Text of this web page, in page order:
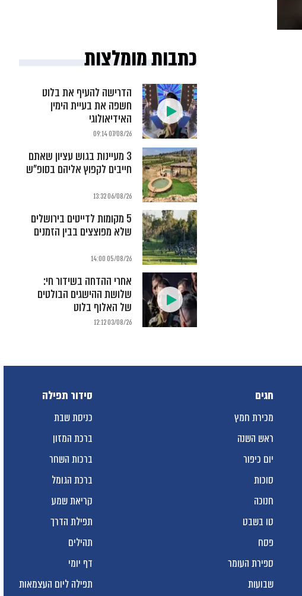
כתבות מומלצות
הדרישה להעיף את בלוט
חשפה את בעיית הימין
האידיאולוגי
07/08/26 09:14
3 מעיינות בגוש עציון שאתם
חייבים לקפוץ אליהם בסופ"ש
06/08/26 13:32
5 מקומות לדייטים בירושלים
שלא מפוצצים בבין הזמנים
05/08/26 14:00
אחרי ההדחה בשידור חי:
שלושת ההישגים הבולטים
של האלוף בלוט
03/08/26 12:12
חגים
מכירת חמץ
ראש השנה
יום כיפור
סוכות
חנוכה
טו בשבט
פסח
ספירת העומר
שבועות
סידור תפילה
כניסת שבת
ברכת המזון
ברכות השחר
ברכת הגומל
קריאת שמע
תפילת הדרך
תהילים
דף יומי
תפילה ליום העצמאות